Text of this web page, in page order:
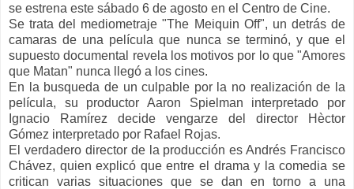
se estrena este sábado 6 de agosto en el Centro de Cine.
Se trata del mediometraje "The Meiquin Off", un detrás de
camaras de una película que nunca se terminó, y que el
supuesto documental revela los motivos por lo que "Amores
que Matan" nunca llegó a los cines.
En la busqueda de un culpable por la no realización de la
película, su productor Aaron Spielman interpretado por
Ignacio Ramírez decide vengarze del director Hèctor
Gómez interpretado por Rafael Rojas.
El verdadero director de la producción es Andrés Francisco
Chávez, quien explicó que entre el drama y la comedia se
critican varias situaciones que se dan en torno a una